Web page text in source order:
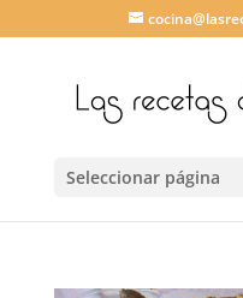
Seleccionar página